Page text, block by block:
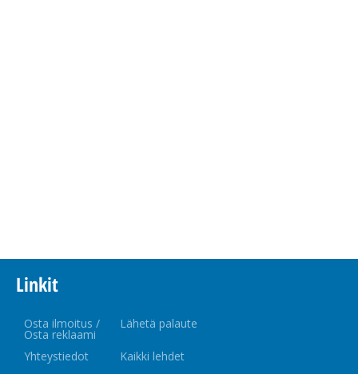
Linkit
Osta ilmoitus /
Osta reklaami
Lähetä palaute
Yhteystiedot Kaikki lehdet